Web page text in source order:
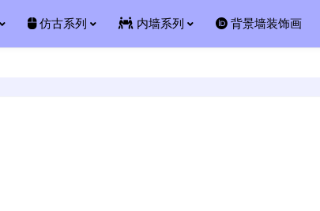
仿古系列 内墙系列 背景墙装饰画